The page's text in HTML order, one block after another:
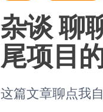
杂谈 聊
尾项目
这篇文章聊点我